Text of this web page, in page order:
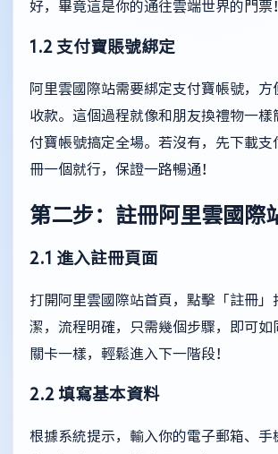
好，畢竟這是你的通往雲端世界的門票
1.2 支付寶賬號綁定
阿里雲國際站需要綁定支付寶帳號，方
收款。這個過程就像和朋友換禮物一樣
付寶帳號搞定全場。若沒有，先下載支
冊一個就行，保證一路暢通！
第二步：註冊阿里雲國際
2.1 進入註冊頁面
打開阿里雲國際站首頁，點擊「註冊」
潔，流程明確，只需幾個步驟，即可如
關卡一樣，輕鬆進入下一階段！
2.2 填寫基本資料
根據系統提示，輸入你的電子郵箱、手